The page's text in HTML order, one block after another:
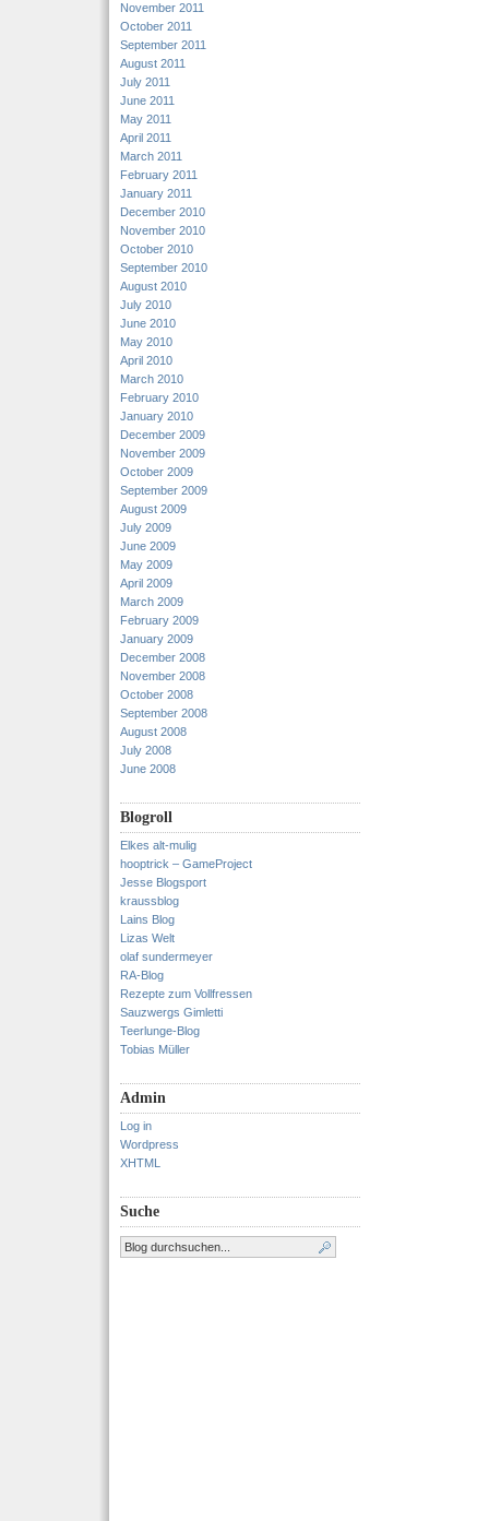
November 2011
October 2011
September 2011
August 2011
July 2011
June 2011
May 2011
April 2011
March 2011
February 2011
January 2011
December 2010
November 2010
October 2010
September 2010
August 2010
July 2010
June 2010
May 2010
April 2010
March 2010
February 2010
January 2010
December 2009
November 2009
October 2009
September 2009
August 2009
July 2009
June 2009
May 2009
April 2009
March 2009
February 2009
January 2009
December 2008
November 2008
October 2008
September 2008
August 2008
July 2008
June 2008
Blogroll
Elkes alt-mulig
hooptrick – GameProject
Jesse Blogsport
kraussblog
Lains Blog
Lizas Welt
olaf sundermeyer
RA-Blog
Rezepte zum Vollfressen
Sauzwergs Gimletti
Teerlunge-Blog
Tobias Müller
Admin
Log in
Wordpress
XHTML
Suche